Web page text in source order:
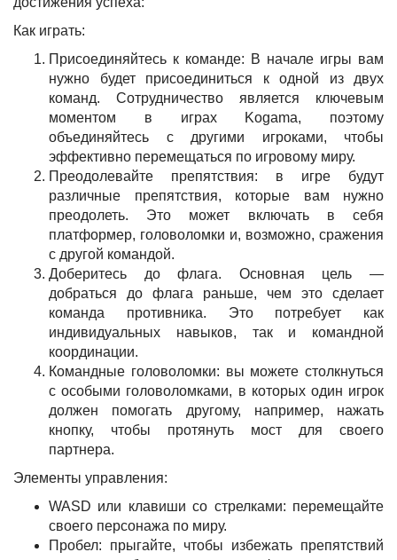
Как играть:
Присоединяйтесь к команде: В начале игры вам
нужно будет присоединиться к одной из двух
команд. Сотрудничество является ключевым
моментом в играх Kogama, поэтому
объединяйтесь с другими игроками, чтобы
эффективно перемещаться по игровому миру.
Преодолевайте препятствия: в игре будут
различные препятствия, которые вам нужно
преодолеть. Это может включать в себя
платформер, головоломки и, возможно, сражения
с другой командой.
Доберитесь до флага. Основная цель —
добраться до флага раньше, чем это сделает
команда противника. Это потребует как
индивидуальных навыков, так и командной
координации.
Командные головоломки: вы можете столкнуться
с особыми головоломками, в которых один игрок
должен помогать другому, например, нажать
кнопку, чтобы протянуть мост для своего
партнера.
Элементы управления:
WASD или клавиши со стрелками: перемещайте
своего персонажа по миру.
Пробел: прыгайте, чтобы избежать препятствий